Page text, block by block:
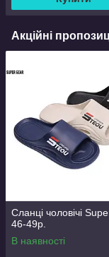
Акційні
Сланці чоловічі
46-49р.
В наявності